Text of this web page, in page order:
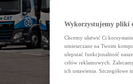
Wykorzystujemy pliki
Chcemy ułatwić Ci
umieszczane na Twoim
ulepszać funkcjonalność
celów reklamowych.
ich ustawienia. Szczegółowe